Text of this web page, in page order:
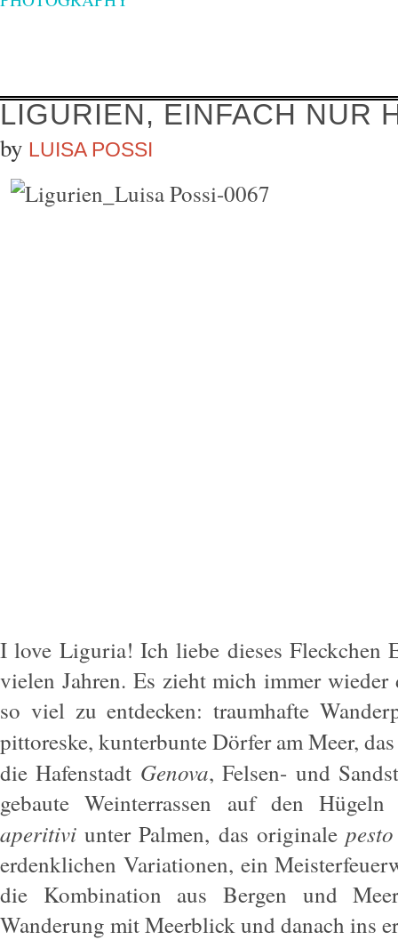
LIGURIEN, EINFACH NUR
by LUISA POSSI
I love Liguria! Ich liebe dieses Fleckchen
vielen Jahren. Es zieht mich immer
so viel zu entdecken: traumhafte
pittoreske, kunterbunte Dörfer am Meer,
die Hafenstadt Genova, Felsen- und
gebaute Weinterrassen auf den
aperitivi unter Palmen, das originale
erdenklichen Variationen, ein
die Kombination aus Bergen und
Wanderung mit Meerblick und danach ins